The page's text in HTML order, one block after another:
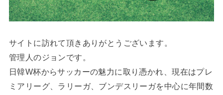
サイトに訪れて頂きありがとうございます。
管理人のジョンです。
日韓W杯からサッカーの魅力に取り憑かれ、現在はプレ
ミアリーグ、ラリーガ、ブンデスリーガを中心に年間数